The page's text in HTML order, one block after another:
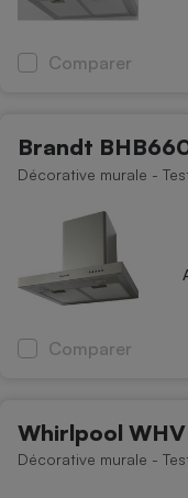
Comparer
Brandt
Décorative murale -
Comparer
Whirlpool
Décorative murale -